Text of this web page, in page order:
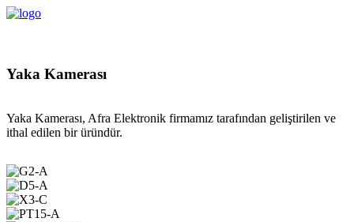
Yaka Kamerası
Yaka Kamerası, Afra Elektronik firmamız tarafından geliştirilen ve
ithal edilen bir üründür.